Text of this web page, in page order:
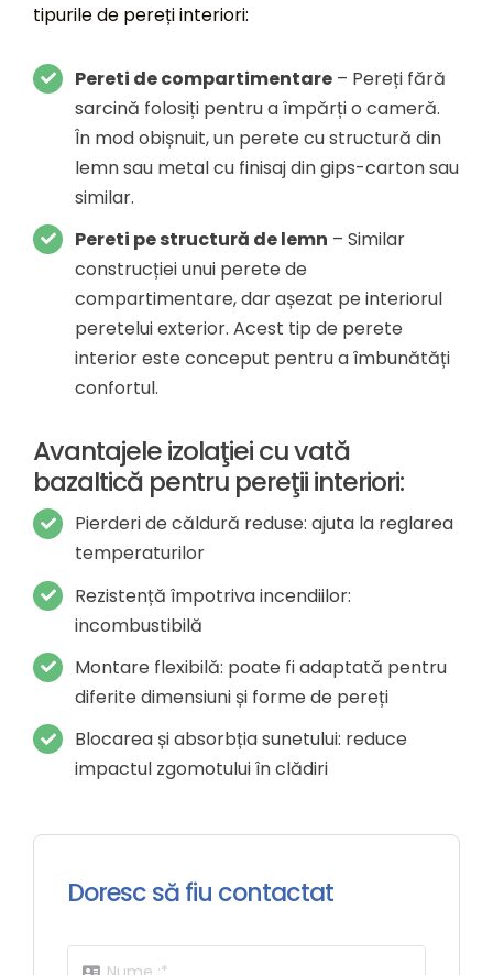
tipurile de pereți interiori:
Pereti de compartimentare – Pereți fără
sarcină folosiți pentru a împărți o cameră.
În mod obișnuit, un perete cu structură din
lemn sau metal cu finisaj din gips-carton sau
similar.
Pereti pe structură de lemn – Similar
construcției unui perete de
compartimentare, dar așezat pe interiorul
peretelui exterior. Acest tip de perete
interior este conceput pentru a îmbunătăți
confortul.
Avantajele izolaţiei cu vată
bazaltică pentru pereţii interiori:
Pierderi de căldură reduse: ajuta la reglarea
temperaturilor
Rezistență împotriva incendiilor:
incombustibilă
Montare flexibilă: poate fi adaptată pentru
diferite dimensiuni și forme de pereți
Blocarea și absorbția sunetului: reduce
impactul zgomotului în clădiri
Doresc să fiu contactat